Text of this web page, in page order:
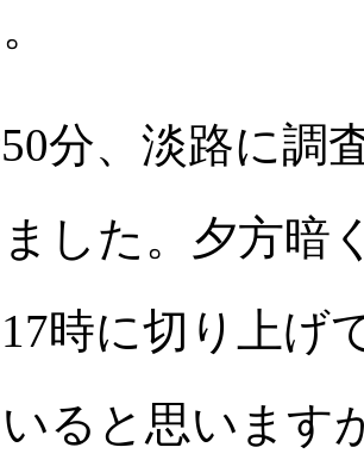
分、淡路に調
した。夕方暗
時に切り上げ
ると思います